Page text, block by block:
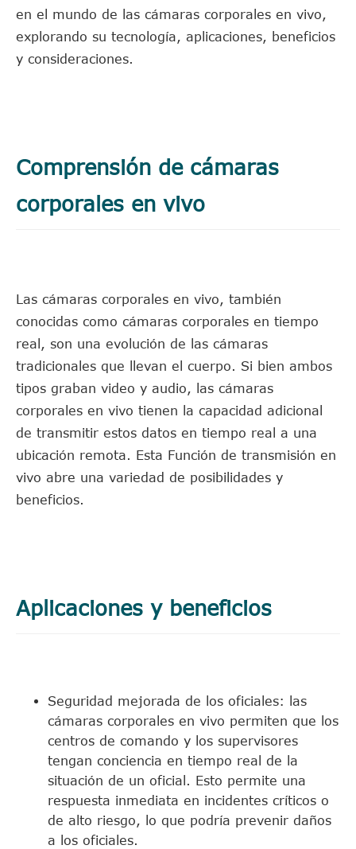
en el mundo de las cámaras corporales en vivo,
explorando su tecnología, aplicaciones, beneficios
y consideraciones.
Comprensión de cámaras
corporales en vivo
Las cámaras corporales en vivo, también
conocidas como cámaras corporales en tiempo
real, son una evolución de las cámaras
tradicionales que llevan el cuerpo. Si bien ambos
tipos graban video y audio, las cámaras
corporales en vivo tienen la capacidad adicional
de transmitir estos datos en tiempo real a una
ubicación remota. Esta Función de transmisión en
vivo abre una variedad de posibilidades y
beneficios.
Aplicaciones y beneficios
Seguridad mejorada de los oficiales: las
cámaras corporales en vivo permiten que los
centros de comando y los supervisores
tengan conciencia en tiempo real de la
situación de un oficial. Esto permite una
respuesta inmediata en incidentes críticos o
de alto riesgo, lo que podría prevenir daños
a los oficiales.